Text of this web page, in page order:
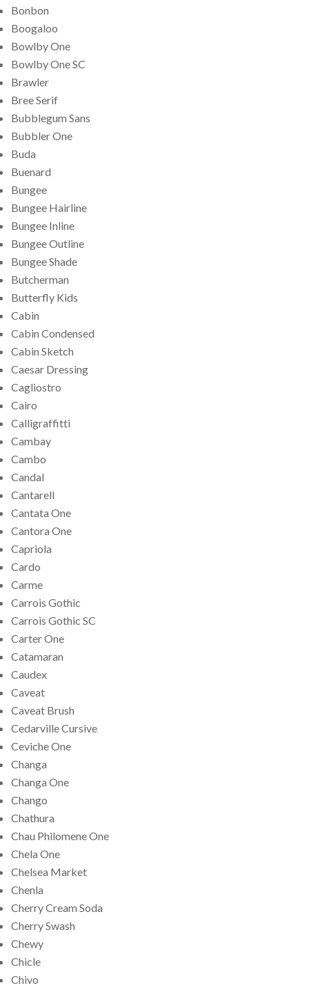
Bonbon
Boogaloo
Bowlby One
Bowlby One SC
Brawler
Bree Serif
Bubblegum Sans
Bubbler One
Buda
Buenard
Bungee
Bungee Hairline
Bungee Inline
Bungee Outline
Bungee Shade
Butcherman
Butterfly Kids
Cabin
Cabin Condensed
Cabin Sketch
Caesar Dressing
Cagliostro
Cairo
Calligraffitti
Cambay
Cambo
Candal
Cantarell
Cantata One
Cantora One
Capriola
Cardo
Carme
Carrois Gothic
Carrois Gothic SC
Carter One
Catamaran
Caudex
Caveat
Caveat Brush
Cedarville Cursive
Ceviche One
Changa
Changa One
Chango
Chathura
Chau Philomene One
Chela One
Chelsea Market
Chenla
Cherry Cream Soda
Cherry Swash
Chewy
Chicle
Chivo